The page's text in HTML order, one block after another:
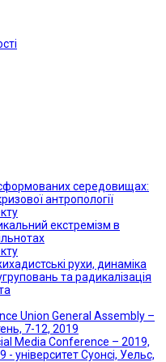
середовищах:
антропології
екстремізм в
рухи, динаміка
та радикалізація
Union General Assembly –
7-12, 2019
Media Conference – 2019,
університет Суонсі, Уельс,